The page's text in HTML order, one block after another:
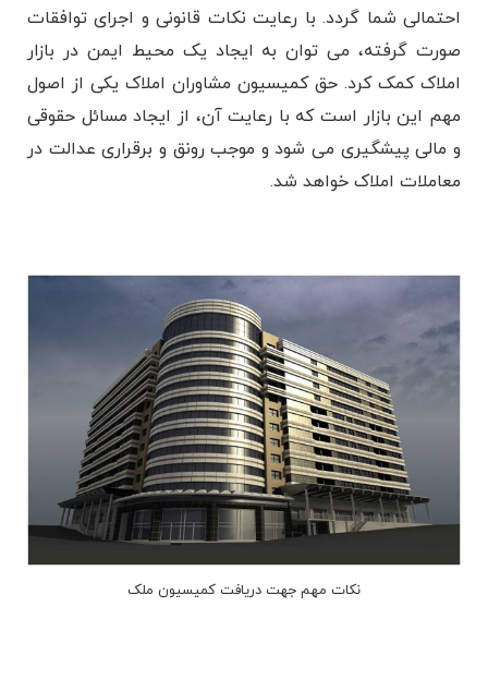
احتمالی شما گردد. با رعایت نکات قانونی و اجرای توافقات
صورت گرفته، می ‌توان به ایجاد یک محیط ایمن در بازار
املاک کمک کرد. حق کمیسیون مشاوران املاک یکی از اصول
مهم این بازار است که با رعایت آن، از ایجاد مسائل حقوقی
و مالی پیشگیری می ‌شود و موجب رونق و برقراری عدالت در
معاملات املاک خواهد شد.
نکات مهم جهت دریافت کمیسیون ملک